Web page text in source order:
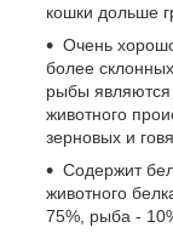
кошки дольше
Очень
более
рыбы являются
животного
зерновых и
Содержит
животного
75%, рыба -